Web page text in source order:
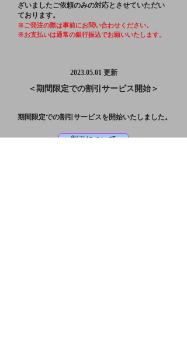
ざいましたご依頼のみの対応とさせていただい
ております。
※ご発注の際は​事前にお問い合わせください。
※お支払いは通常の銀行振込でお願いいたします。
2023.05.01更新
＜期間限定での割引サービス開始＞
期間限定での割引サービスを開始いたしました。
割引について